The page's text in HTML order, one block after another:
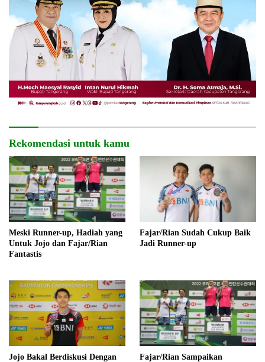
Rekomendasi untuk kamu
Meski Runner-up, Hadiah yang
Untuk Jojo dan Fajar/Rian
Fantastis
Fajar/Rian Sudah Cukup Baik
Jadi Runner-up
Jojo Bakal Berdiskusi Dengan
Fajar/Rian Sampaikan